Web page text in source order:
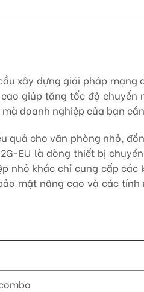
xây dựng giải pháp mạng
giúp tăng tốc độ chuyển
doanh nghiệp của bạn
quả cho văn phòng nhỏ,
EU là dòng thiết bị
nhỏ khác chỉ cung cấp các
mật nâng cao và các tính